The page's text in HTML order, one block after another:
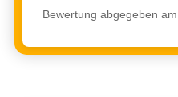
Bewertung abgegeben